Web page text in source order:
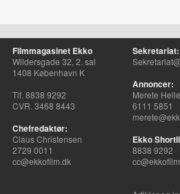
Filmmagasinet Ekko
Wildersgade 32, 2. sal
1408 København K
Tlf. 8838 9292
CVR. 3468 8443
Chefredaktør:
Claus Christensen
2729 0011
cc@ekkofilm.dk
Sekretariat:
Annoncer:
Merete
6111 5851
Ekko
8838 9292